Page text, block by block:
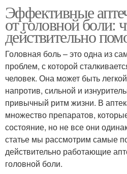
Эффективные
от головной боли:
действительно
Головная боль – это одна из
проблем, с которой
человек. Она может быть
напротив, сильной и
привычный ритм жизни. В
множество препаратов,
состояние, но не все они
статье мы рассмотрим самые
действительно работающие
головной боли.